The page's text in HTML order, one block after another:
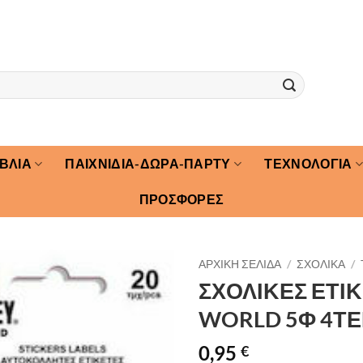
ΠΑΙΧΝΙΔΙΑ-ΔΩΡΑ-ΠΑΡΤΥ ΤΕΧΝΟΛΟΓΙΑ
ΠΡΟΣΦΟΡΕΣ
ΑΡΧΙΚΉ ΣΕΛΊΔΑ / ΣΧΟΛΙΚΑ /
ΣΧΟΛΙΚΕΣ
WORLD 5Φ
0,95 €